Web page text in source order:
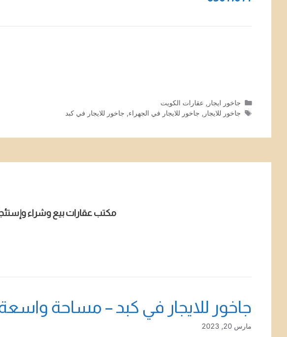
التصنيفات
جاخور ايجار , عقارات الكويت
الوسوم
جاخور للايجار , جاخور للايجار في الجهراء, جاخور للايجار في كبد
مكتب عقارات بيع وشراء
جاخور للايجار في كبد – مساحة واسعة – 4 غرف – حديقة كبيرة – العاب
مارس 20, 2023